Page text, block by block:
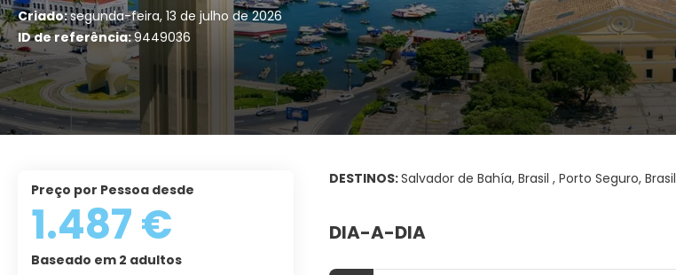
Criado:segunda-feira, 13 de julho de 2026
ID de referência:9449036
DESTINOS:Salvador de Bahía, Brasil , Porto Seguro, Brasil
DIA-A-DIA
Preço por Pessoa desde
1.487 €
Baseado em 2 adultos